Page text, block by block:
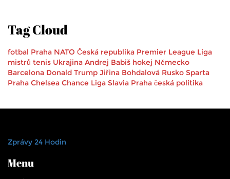
Tag Cloud
fotbal Praha NATO Česká republika Premier League Liga
mistrů tenis Ukrajina Andrej Babiš hokej Německo
Barcelona Donald Trump Jiřina Bohdalová Rusko Sparta
Praha Chelsea Chance Liga Slavia Praha česká politika
Zprávy 24 Hodin
Menu